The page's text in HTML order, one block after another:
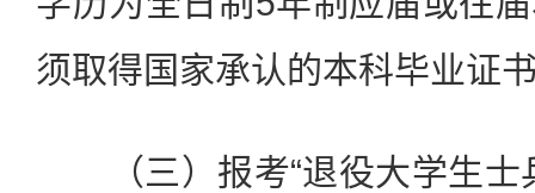
须取得国家承认的本科毕业证
（三）报考“退役大学生士